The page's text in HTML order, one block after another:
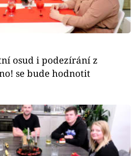
osud i podezírání z
se bude hodnotit